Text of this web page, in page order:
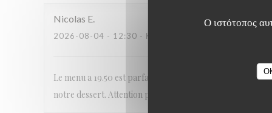
Ο ιστότοπος
Nicolas E
2026-08-04 - 12:30 - ΚΑΛΕΣΜΈΝΟΙ 2
Le menu a 19.50 est parfait , par contre le service est
notre dessert. Attention pour ceux qui vont au cinéma.